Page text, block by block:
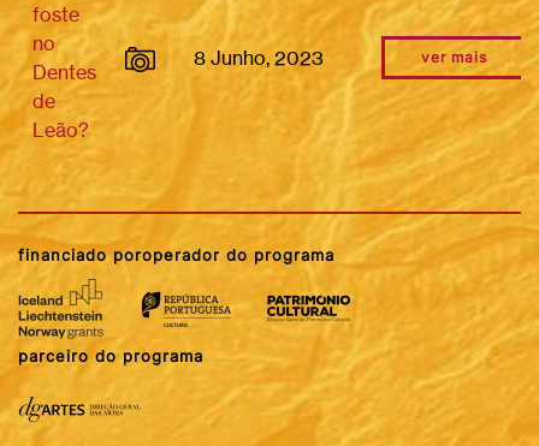
foste
no
Dentes
de
Leão?
8 Junho, 2023 ver mais
financiado poroperador do programa
parceiro do programa